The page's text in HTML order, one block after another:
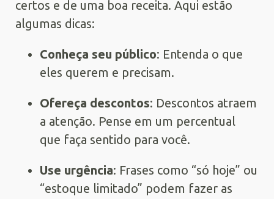
certos e de uma boa receita. Aqui estão
algumas dicas:
Conheça seu público: Entenda o que
eles querem e precisam.
Ofereça descontos: Descontos atraem
a atenção. Pense em um percentual
que faça sentido para você.
Use urgência: Frases como “só hoje” ou
“estoque limitado” podem fazer as